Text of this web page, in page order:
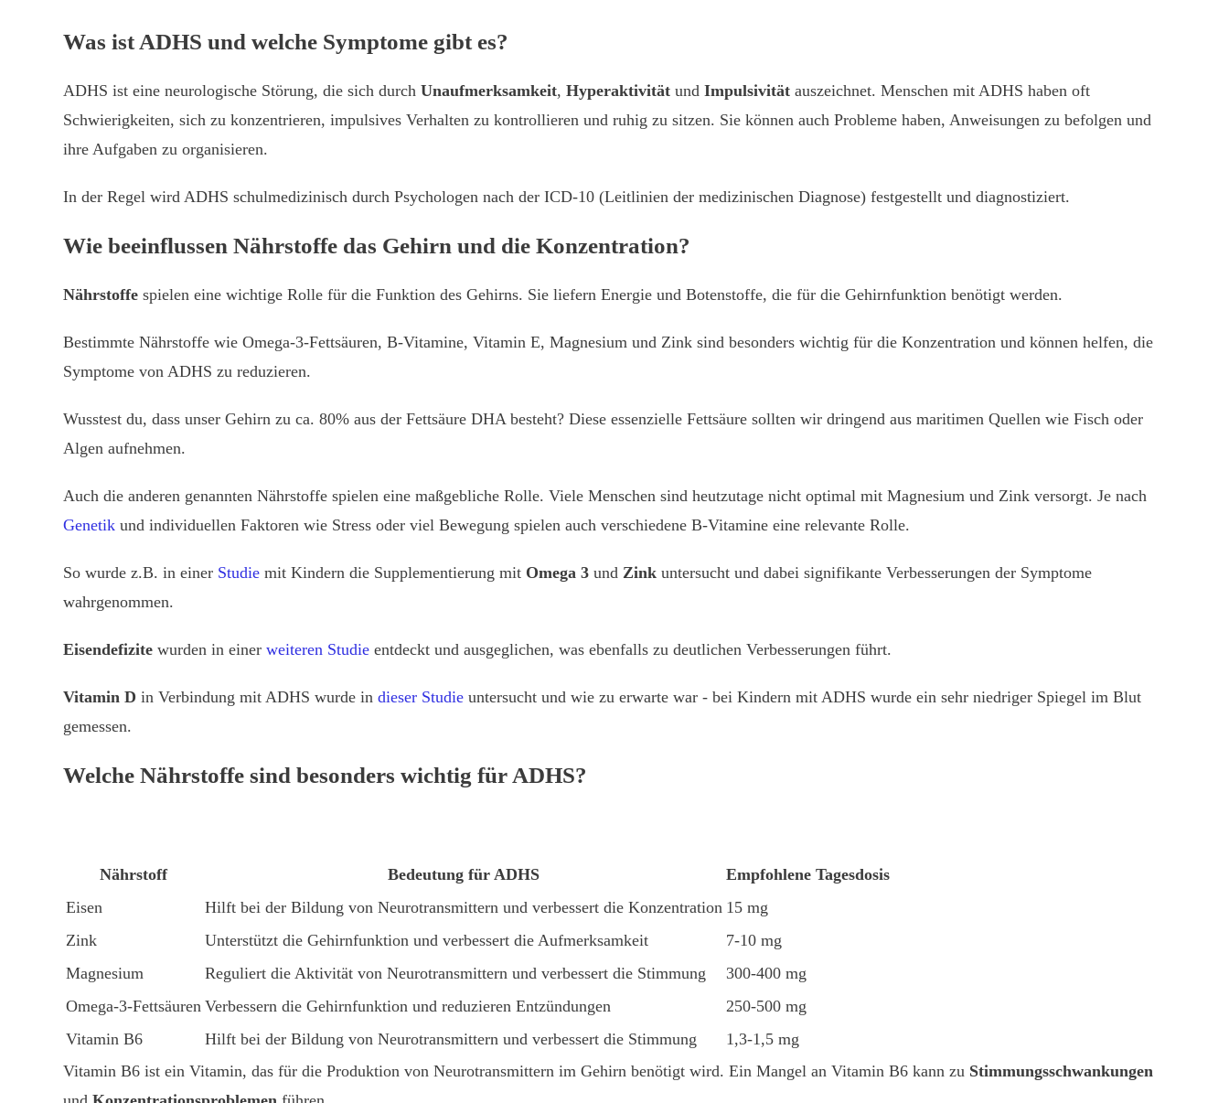
Was ist ADHS und welche Symptome gibt es?
ADHS ist eine neurologische Störung, die sich durch Unaufmerksamkeit, Hyperaktivität und Impulsivität auszeichnet. Menschen mit ADHS haben oft
Schwierigkeiten, sich zu konzentrieren, impulsives Verhalten zu kontrollieren und ruhig zu sitzen. Sie können auch Probleme haben, Anweisungen zu befolgen und
ihre Aufgaben zu organisieren.
In der Regel wird ADHS schulmedizinisch durch Psychologen nach der ICD-10 (Leitlinien der medizinischen Diagnose) festgestellt und diagnostiziert.
Wie beeinflussen Nährstoffe das Gehirn und die Konzentration?
Nährstoffe spielen eine wichtige Rolle für die Funktion des Gehirns. Sie liefern Energie und Botenstoffe, die für die Gehirnfunktion benötigt werden.
Bestimmte Nährstoffe wie Omega-3-Fettsäuren, B-Vitamine, Vitamin E, Magnesium und Zink sind besonders wichtig für die Konzentration und können helfen, die
Symptome von ADHS zu reduzieren.
Wusstest du, dass unser Gehirn zu ca. 80% aus der Fettsäure DHA besteht? Diese essenzielle Fettsäure sollten wir dringend aus maritimen Quellen wie Fisch oder
Algen aufnehmen.
Auch die anderen genannten Nährstoffe spielen eine maßgebliche Rolle. Viele Menschen sind heutzutage nicht optimal mit Magnesium und Zink versorgt. Je nach
Genetik und individuellen Faktoren wie Stress oder viel Bewegung spielen auch verschiedene B-Vitamine eine relevante Rolle.
So wurde z.B. in einer Studie mit Kindern die Supplementierung mit Omega 3 und Zink untersucht und dabei signifikante Verbesserungen der Symptome
wahrgenommen.
Eisendefizite wurden in einer weiteren Studie entdeckt und ausgeglichen, was ebenfalls zu deutlichen Verbesserungen führt.
Vitamin D in Verbindung mit ADHS wurde in dieser Studie untersucht und wie zu erwarte war - bei Kindern mit ADHS wurde ein sehr niedriger Spiegel im Blut
gemessen.
Welche Nährstoffe sind besonders wichtig für ADHS?
Nährstoff Bedeutung für ADHS
Empfohlene Tagesdosis
Eisen
Hilft bei der Bildung von Neurotransmittern und verbessert die Konzentration 15 mg
Zink
Unterstützt die Gehirnfunktion und verbessert die Aufmerksamkeit
7-10 mg
Magnesium
Reguliert die Aktivität von Neurotransmittern und verbessert die Stimmung
300-400 mg
Omega-3-Fettsäuren Verbessern die Gehirnfunktion und reduzieren Entzündungen
250-500 mg
Vitamin B6
Hilft bei der Bildung von Neurotransmittern und verbessert die Stimmung
1,3-1,5 mg
Vitamin B6 ist ein Vitamin, das für die Produktion von Neurotransmittern im Gehirn benötigt wird. Ein Mangel an Vitamin B6 kann zu Stimmungsschwankungen